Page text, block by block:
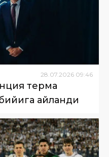
28.07.2026 09:46
терма
айланди